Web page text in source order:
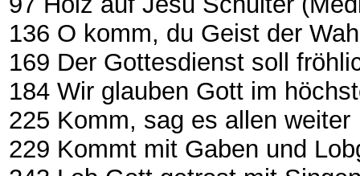
136 O komm, du Geist der
169 Der Gottesdienst soll
184 Wir glauben Gott im
225 Komm, sag es allen weiter
229 Kommt mit Gaben und